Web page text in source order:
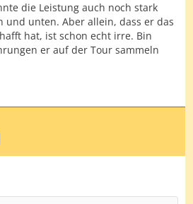
die Leistung auch noch stark
und unten. Aber allein, dass er das
hat, ist schon echt irre. Bin
er auf der Tour sammeln